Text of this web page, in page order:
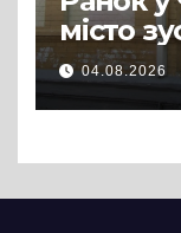
місто
04.08.2026